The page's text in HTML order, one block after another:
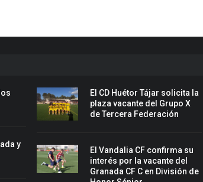
y
El CD Huétor Tájar solicita la
plaza vacante del Grupo X
de Tercera Federación
El Vandalia CF confirma su
interés por la vacante del
Granada CF C en División de